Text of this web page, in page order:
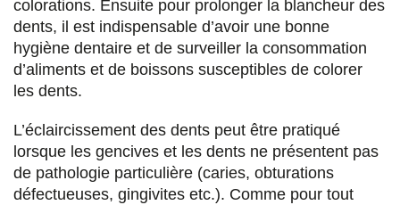
colorations. Ensuite pour prolonger la blancheur des
dents, il est indispensable d’avoir une bonne
hygiène dentaire et de surveiller la consommation
d’aliments et de boissons susceptibles de colorer
les dents.
L’éclaircissement des dents peut être pratiqué
lorsque les gencives et les dents ne présentent pas
de pathologie particulière (caries, obturations
défectueuses, gingivites etc.). Comme pour tout